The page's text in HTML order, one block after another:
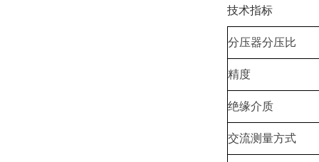
技术指标
分压器分压比
精度
绝缘介质
交流测量方式